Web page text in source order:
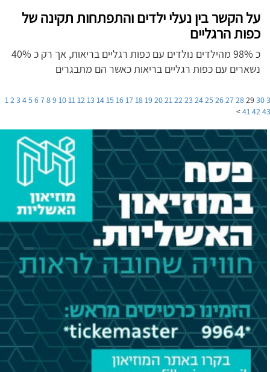
על הקשר בין נעלי ילדים והתפתחות תקינה של
כפות הרגליים
כ 98% מהילדים נולדים עם כפות רגליים בריאות, אך רק כ 40%
נשארים עם כפות רגליים בריאות כאשר הם מתבגרים
123456789101112131415161718192021222324252627282930
414243
>